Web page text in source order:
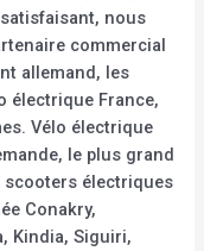
nous
commercial
allemand, les
électrique France,
Vélo électrique
le plus grand
électriques
Conakry,
Kindia, Siguiri,